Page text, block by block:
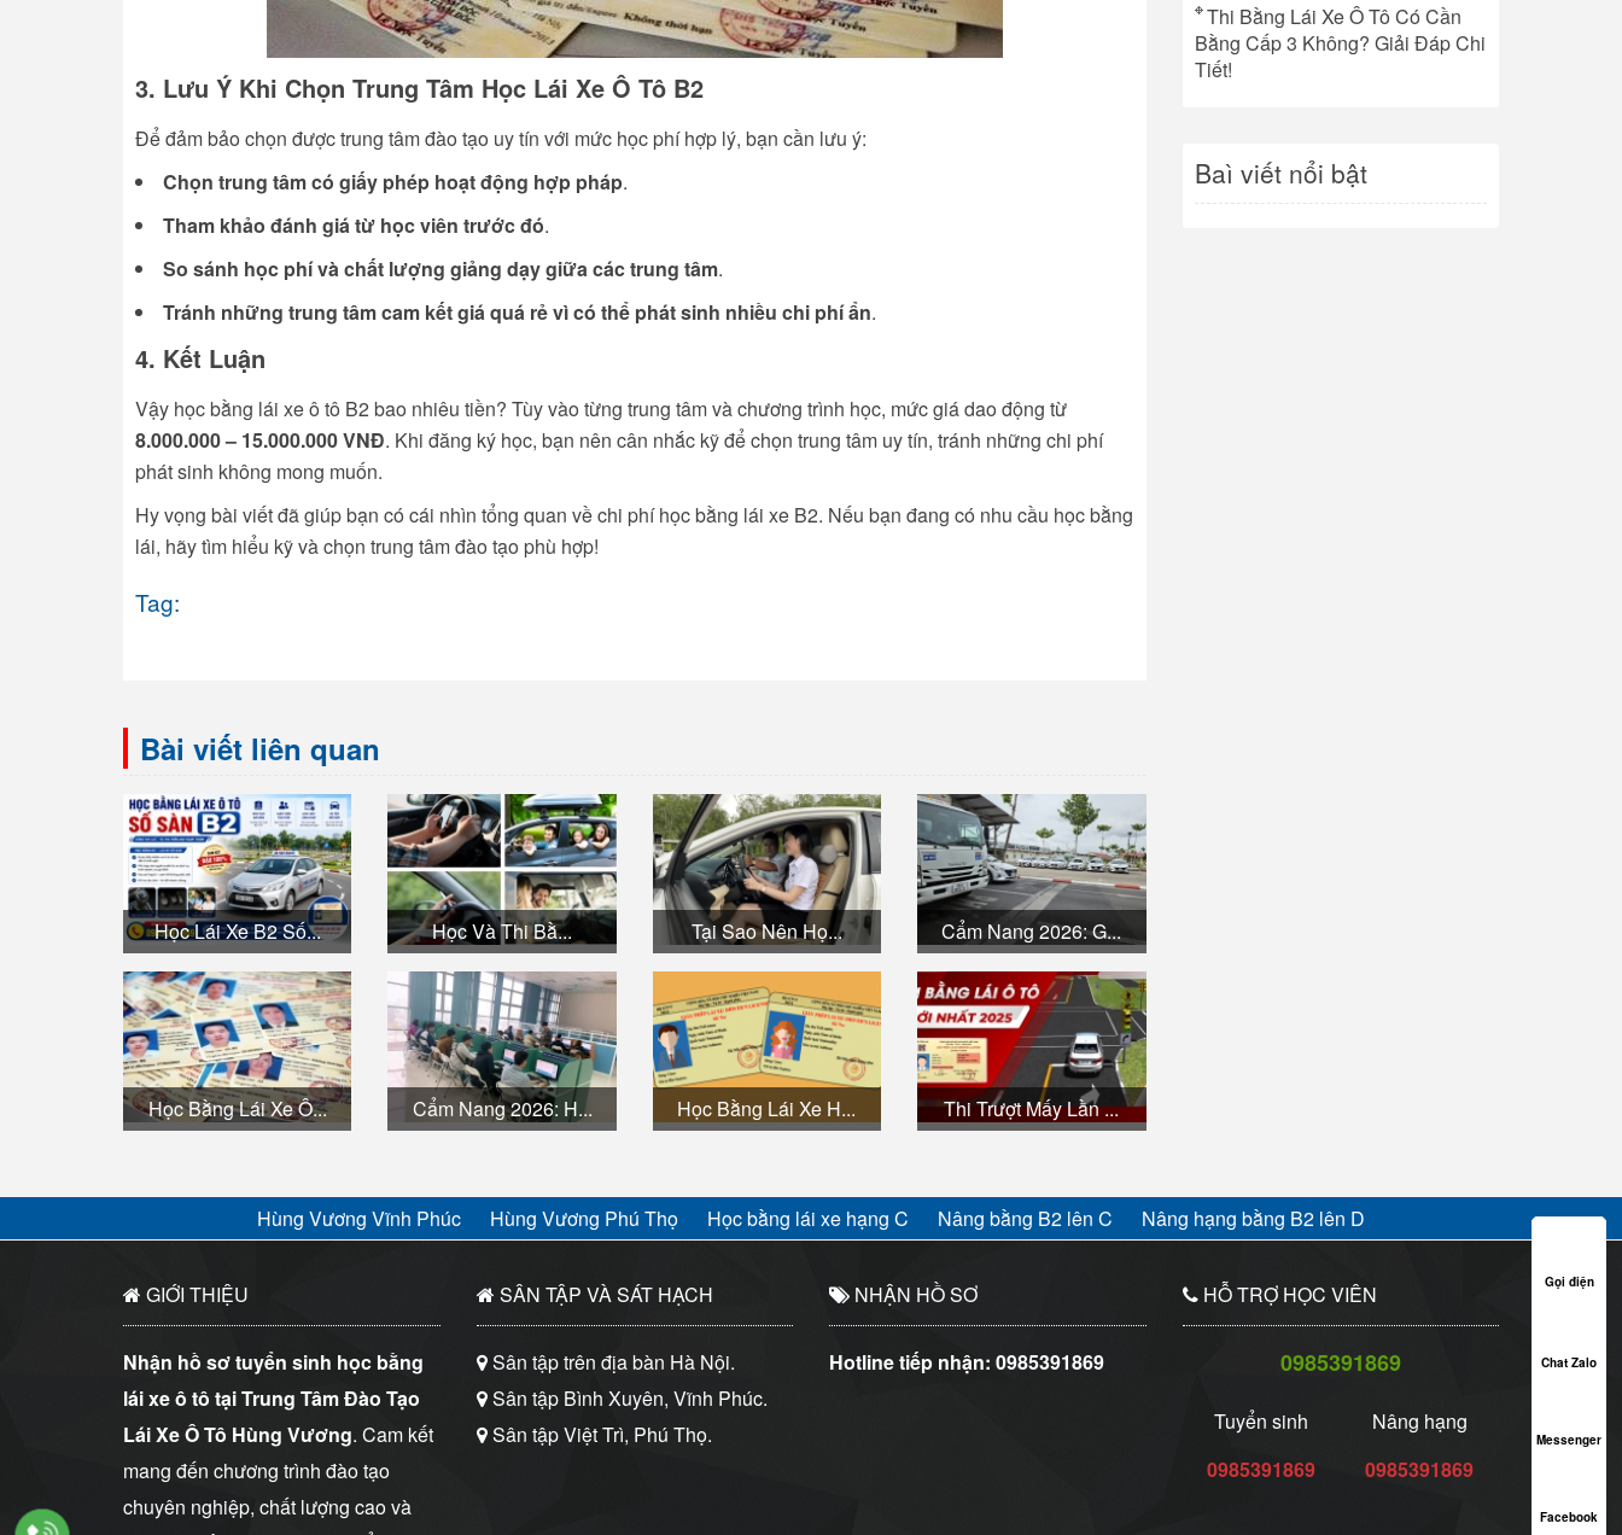
3. Lưu Ý Khi Chọn Trung Tâm Học Lái Xe Ô Tô B2
Để đảm bảo chọn được trung tâm đào tạo uy tín với mức học phí hợp lý, bạn cần lưu ý:
Chọn trung tâm có giấy phép hoạt động hợp pháp.
Tham khảo đánh giá từ học viên trước đó.
So sánh học phí và chất lượng giảng dạy giữa các trung tâm.
Tránh những trung tâm cam kết giá quá rẻ vì có thể phát sinh nhiều chi phí ẩn.
4. Kết Luận
Vậy học bằng lái xe ô tô B2 bao nhiêu tiền? Tùy vào từng trung tâm và chương trình học, mức giá dao động từ
8.000.000 – 15.000.000 VNĐ. Khi đăng ký học, bạn nên cân nhắc kỹ để chọn trung tâm uy tín, tránh những chi phí
phát sinh không mong muốn.
Hy vọng bài viết đã giúp bạn có cái nhìn tổng quan về chi phí học bằng lái xe B2. Nếu bạn đang có nhu cầu học bằng
lái, hãy tìm hiểu kỹ và chọn trung tâm đào tạo phù hợp!
Tag:
Bài viết liên quan
Học Lái Xe B2 Số... Học Và Thi Bằ... Tại Sao Nên Họ... Cẩm Nang 2026: G...
Học Bằng Lái Xe Ô... Cẩm Nang 2026: H... Học Bằng Lái Xe H... Thi Trượt Mấy Lần ...
Thi Bằng Lái Xe Ô Tô Có Cần
Bằng Cấp 3 Không? Giải Đáp Chi
Tiết!
Baì viết nổi bật
Hùng Vương Vĩnh Phúc Hùng Vương Phú Thọ Học bằng lái xe hạng C Nâng bằng B2 lên C Nâng hạng bằng B2 lên D
GIỚI THIỆU
Nhận hồ sơ tuyển sinh học bằng
lái xe ô tô tại Trung Tâm Đào Tạo
Lái Xe Ô Tô Hùng Vương. Cam kết
mang đến chương trình đào tạo
chuyên nghiệp, chất lượng cao và
SÂN TẬP VÀ SÁT HẠCH
Sân tập trên địa bàn Hà Nội.
Sân tập Bình Xuyên, Vĩnh Phúc.
Sân tập Việt Trì, Phú Thọ.
NHẬN HỒ SƠ
Hotline tiếp nhận: 0985391869
HỖ TRỢ HỌC VIÊN
0985391869
Tuyển sinh
0985391869
Nâng hạng
0985391869
Gọi điện
Chat Zalo
Messenger
Facebook
Gọi điện
Chat Zalo
Messenger
Facebook